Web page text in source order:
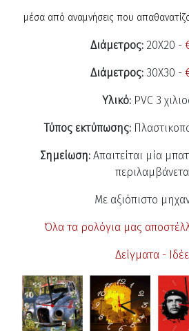
μέσα από αναμνήσεις που
Διάμετρος: 20Χ20 -
Διάμετρος:30Χ30 -
Υλικό:PVC 3
Τύπος εκτύπωσης:
Σημείωση:Απαιτείται μία
Με αξιόπιστο
Όλα τα ρολόγια μας
Δείγματα -